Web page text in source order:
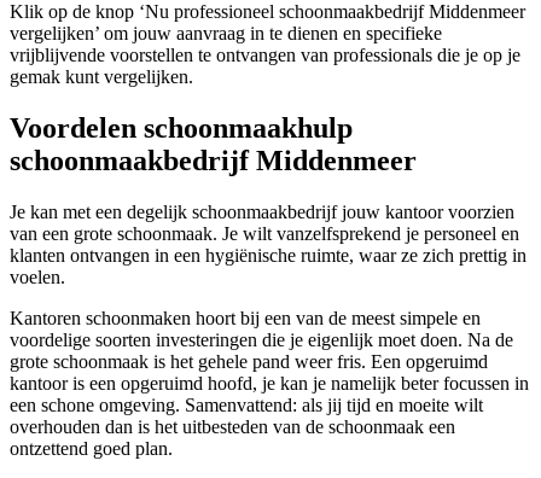
Klik op de knop ‘Nu professioneel schoonmaakbedrijf Middenmeer
vergelijken’ om jouw aanvraag in te dienen en specifieke
vrijblijvende voorstellen te ontvangen van professionals die je op je
gemak kunt vergelijken.
Voordelen schoonmaakhulp
schoonmaakbedrijf Middenmeer
Je kan met een degelijk schoonmaakbedrijf jouw kantoor voorzien
van een grote schoonmaak. Je wilt vanzelfsprekend je personeel en
klanten ontvangen in een hygiënische ruimte, waar ze zich prettig in
voelen.
Kantoren schoonmaken hoort bij een van de meest simpele en
voordelige soorten investeringen die je eigenlijk moet doen. Na de
grote schoonmaak is het gehele pand weer fris. Een opgeruimd
kantoor is een opgeruimd hoofd, je kan je namelijk beter focussen in
een schone omgeving. Samenvattend: als jij tijd en moeite wilt
overhouden dan is het uitbesteden van de schoonmaak een
ontzettend goed plan.